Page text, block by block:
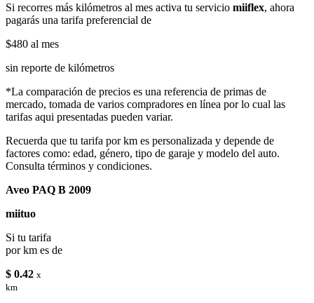
Si recorres más kilómetros al mes activa tu servicio miiflex, ahora
pagarás una tarifa preferencial de
$480 al mes
sin reporte de kilómetros
*La comparación de precios es una referencia de primas de
mercado, tomada de varios compradores en línea por lo cual las
tarifas aqui presentadas pueden variar.
Recuerda que tu tarifa por km es personalizada y depende de
factores como: edad, género, tipo de garaje y modelo del auto.
Consulta términos y condiciones.
Aveo PAQ B 2009
miituo
Si tu tarifa
por km es de
$ 0.42 x
km